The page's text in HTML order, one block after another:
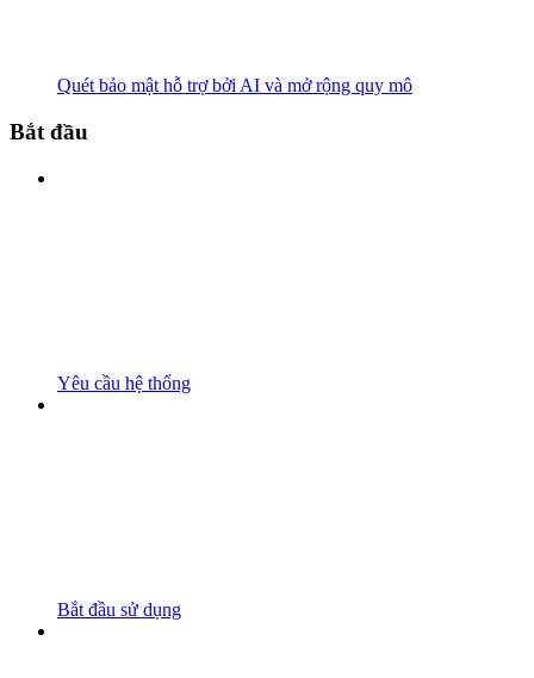
Quét bảo mật hỗ trợ bởi AI và mở rộng quy mô
Bắt đầu
Yêu cầu hệ thống
Bắt đầu sử dụng